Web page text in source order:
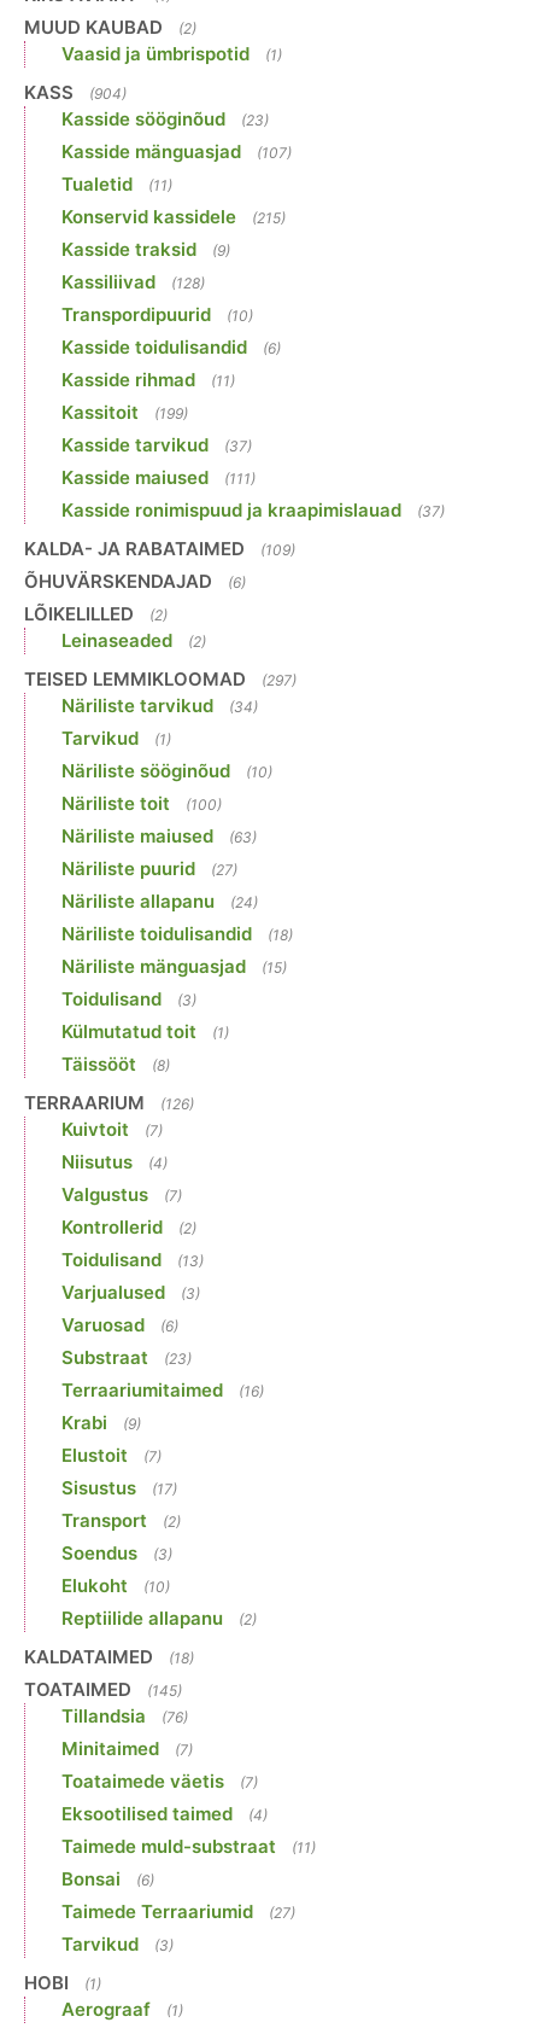
MUUD KAUBAD (2)
Vaasid ja ümbrispotid (1)
KASS (904)
Kasside sööginõud (23)
Kasside mänguasjad (107)
Tualetid (11)
Konservid kassidele (215)
Kasside traksid (9)
Kassiliivad (128)
Transpordipuurid (10)
Kasside toidulisandid (6)
Kasside rihmad (11)
Kassitoit (199)
Kasside tarvikud (37)
Kasside maiused (111)
Kasside ronimispuud ja kraapimislauad (37)
KALDA- JA RABATAIMED (109)
ÕHUVÄRSKENDAJAD (6)
LÕIKELILLED (2)
Leinaseaded (2)
TEISED LEMMIKLOOMAD (297)
Näriliste tarvikud (34)
Tarvikud (1)
Näriliste sööginõud (10)
Näriliste toit (100)
Näriliste maiused (63)
Näriliste puurid (27)
Näriliste allapanu (24)
Näriliste toidulisandid (18)
Näriliste mänguasjad (15)
Toidulisand (3)
Külmutatud toit (1)
Täissööt (8)
TERRAARIUM (126)
Kuivtoit (7)
Niisutus (4)
Valgustus (7)
Kontrollerid (2)
Toidulisand (13)
Varjualused (3)
Varuosad (6)
Substraat (23)
Terraariumitaimed (16)
Krabi (9)
Elustoit (7)
Sisustus (17)
Transport (2)
Soendus (3)
Elukoht (10)
Reptiilide allapanu (2)
KALDATAIMED (18)
TOATAIMED (145)
Tillandsia (76)
Minitaimed (7)
Toataimede väetis (7)
Eksootilised taimed (4)
Taimede muld-substraat (11)
Bonsai (6)
Taimede Terraariumid (27)
Tarvikud (3)
HOBI (1)
Aerograaf (1)